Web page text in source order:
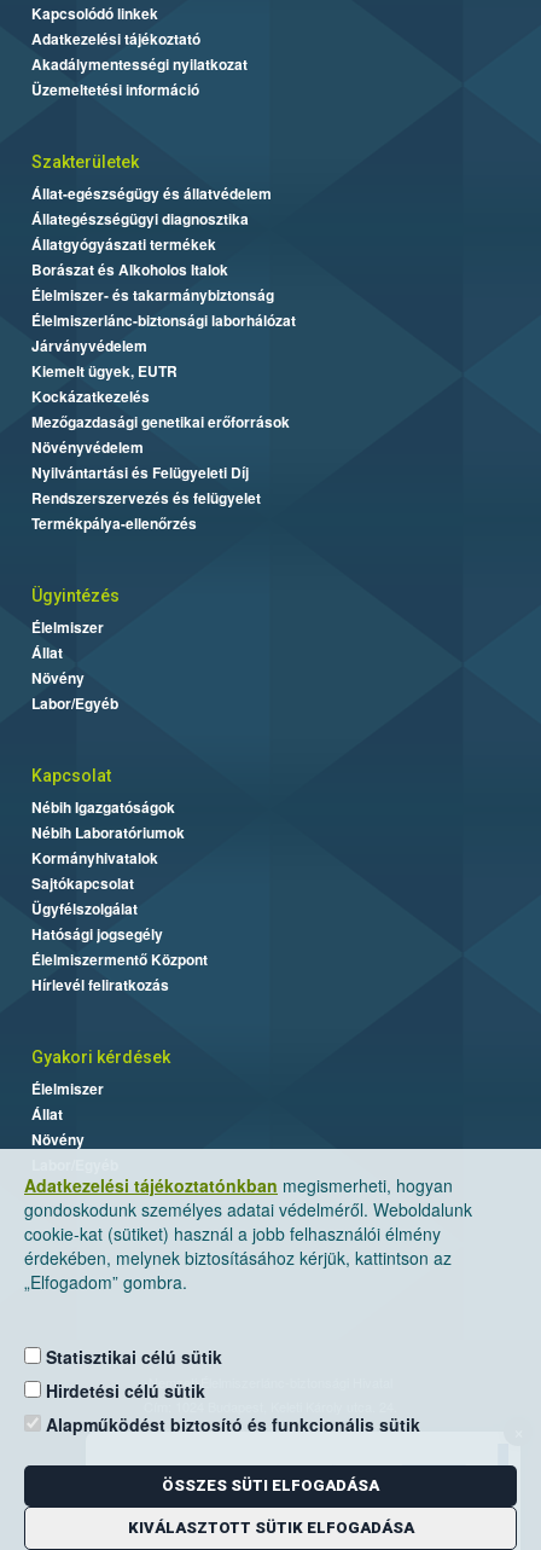
Adatkezelési tájékoztatónkban megismerheti, hogyan
gondoskodunk személyes adatai védelméről. Weboldalunk
cookie-kat (sütiket) használ a jobb felhasználói élmény
érdekében, melynek biztosításához kérjük, kattintson az
„Elfogadom” gombra.
Statisztikai célú sütik
Hirdetési célú sütik
Alapműködést biztosító és funkcionális sütik
ÖSSZES SÜTI ELFOGADÁSA
KIVÁLASZTOTT SÜTIK ELFOGADÁSA
Kapcsolódó linkek
Adatkezelési tájékoztató
Akadálymentességi nyilatkozat
Üzemeltetési információ
Szakterületek
Állat-egészségügy és állatvédelem
Állategészségügyi diagnosztika
Állatgyógyászati termékek
Borászat és Alkoholos Italok
Élelmiszer- és takarmánybiztonság
Élelmiszerlánc-biztonsági laborhálózat
Járványvédelem
Kiemelt ügyek, EUTR
Kockázatkezelés
Mezőgazdasági genetikai erőforrások
Növényvédelem
Nyilvántartási és Felügyeleti Díj
Rendszerszervezés és felügyelet
Termékpálya-ellenőrzés
Ügyintézés
Élelmiszer
Állat
Növény
Labor/Egyéb
Kapcsolat
Nébih Igazgatóságok
Nébih Laboratóriumok
Kormányhivatalok
Sajtókapcsolat
Ügyfélszolgálat
Hatósági jogsegély
Élelmiszermentő Központ
Hírlevél feliratkozás
Gyakori kérdések
Élelmiszer
Állat
Növény
Nemzeti Élelmiszerlánc-biztonsági Hivatal
Levelezési cím: 1525 Budapest. Pf. 30.
E-mail:ugyfelszolgalat@nebih.gov.hu
Zöld szám: 06-80/263-244
Telefon: 06-1/ 336-9000